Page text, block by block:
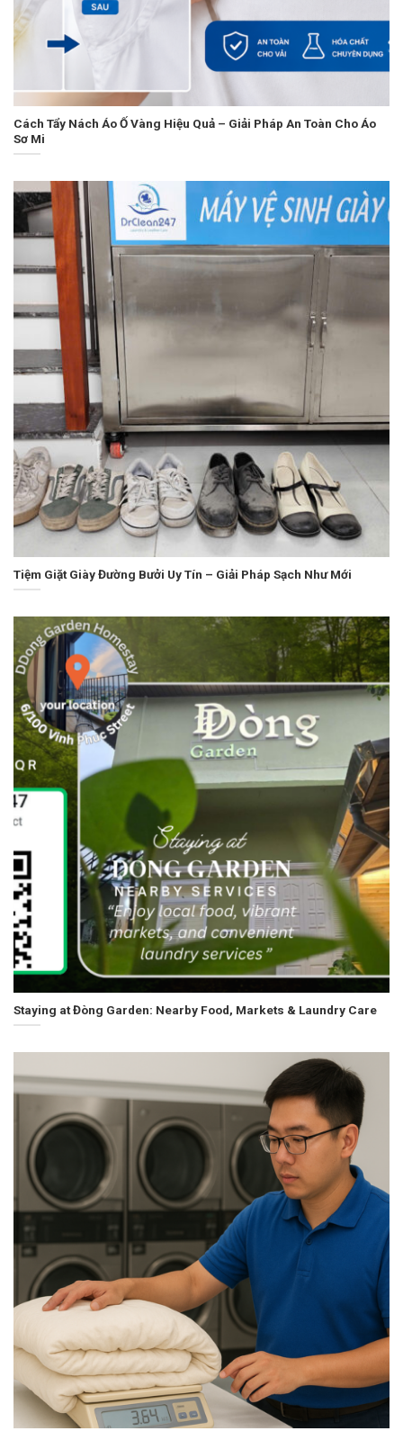
Cách Tẩy Nách Áo Ố Vàng Hiệu Quả – Giải Pháp An Toàn Cho Áo
Sơ Mi
Tiệm Giặt Giày Đường Bưởi Uy Tín – Giải Pháp Sạch Như Mới
Staying at Đòng Garden: Nearby Food, Markets & Laundry Care